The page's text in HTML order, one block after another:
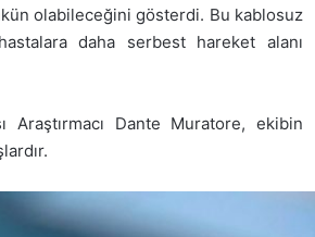
olabileceğini gösterdi. Bu kablosuz
daha serbest hareket alanı
Dante Muratore, ekibin